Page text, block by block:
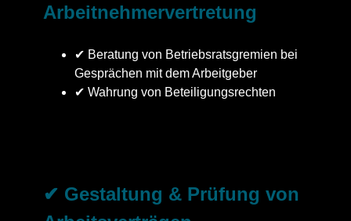
Arbeitnehmervertretung
✔ Beratung von Betriebsratsgremien bei
Gesprächen mit dem Arbeitgeber
✔ Wahrung von Beteiligungsrechten
✔ Gestaltung & Prüfung von